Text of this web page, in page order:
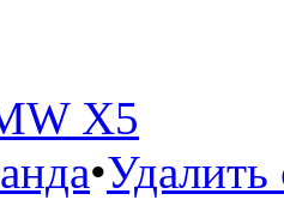
X5
•